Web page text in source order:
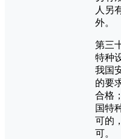
人另
外。
第三
特种
我国
的要
合格
国特
可的
可。